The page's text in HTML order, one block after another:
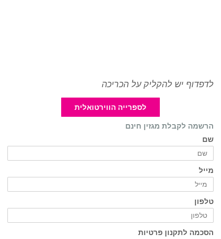
לדפדוף יש להקליק על הכריכה
לספרייה הווירטואלית
הרשמה לקבלת מגזין חינם
שם
מייל
טלפון
הסכמה לתקנון פרטיות